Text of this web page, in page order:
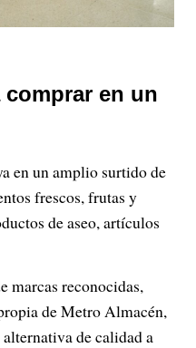
comprar en un
en un amplio surtido de
frescos, frutas y
de aseo, artículos
marcas reconocidas,
de Metro Almacén,
de calidad a